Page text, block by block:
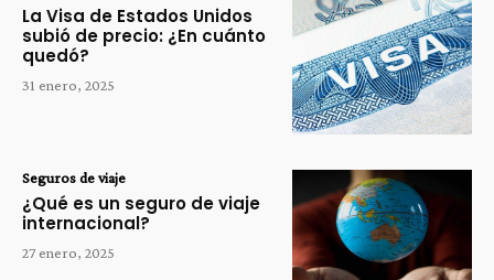
La Visa de Estados Unidos
subió de precio: ¿En cuánto
quedó?
31 enero, 2025
Seguros de viaje
¿Qué es un seguro de viaje
internacional?
27 enero, 2025